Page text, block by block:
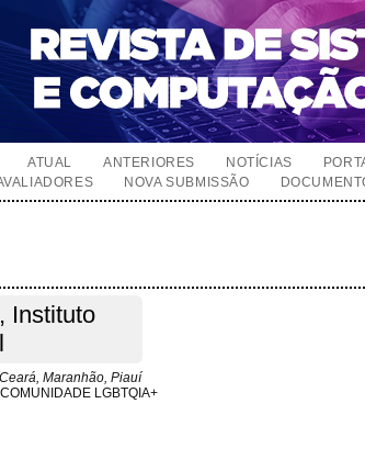
ATUAL ANTERIORES NOTÍCIAS
NOVA SUBMISSÃO
Instituto
Maranhão, Piauí
LGBTQIA+